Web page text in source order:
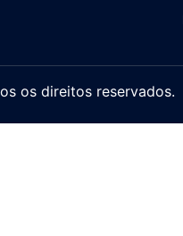
os direitos reservados.